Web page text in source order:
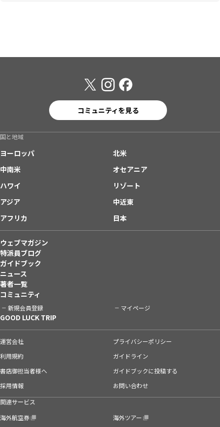
コミュニティを見る
国と地域
ヨーロッパ
北米
中南米
オセアニア
ハワイ
リゾート
アジア
中近東
アフリカ
日本
ウェブマガジン
特派員ブログ
ガイドブック
ニュース
著者一覧
コミュニティ
新規会員登録 マイページ
GOOD LUCK TRIP
運営会社
プライバシーポリシー
利用規約
ガイドライン
書店御担当者様へ
ガイドブックに投稿する
採用情報
お問い合わせ
関連サービス
海外航空券
海外ツアー